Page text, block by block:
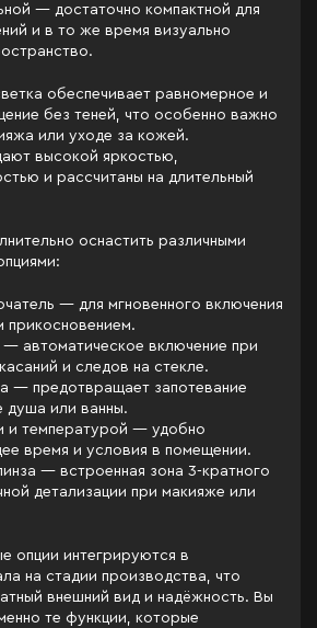
— достаточно компактной для
и в то же время визуально
обеспечивает равномерное и
без теней, что особенно важно
или уходе за кожей.
высокой яркостью,
и рассчитаны на длительный
оснастить различными
— для мгновенного включения
прикосновением.
автоматическое включение при
и следов на стекле.
— предотвращает запотевание
душа или ванны.
и температурой — удобно
время и условия в помещении.
— встроенная зона 3-кратного
детализации при макияже или
опции интегрируются в
на стадии производства, что
внешний вид и надёжность. Вы
те функции, которые